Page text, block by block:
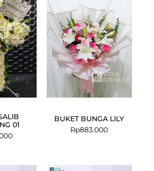
01
BUKET BUNGA LILY
Rp883.000